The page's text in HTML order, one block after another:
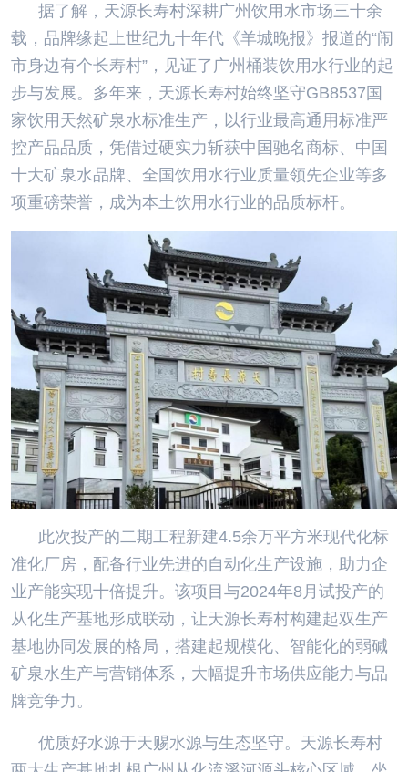
据了解，天源长寿村深耕广州饮用水市场三十余
载，品牌缘起上世纪九十年代《羊城晚报》报道的“闹
市身边有个长寿村”，见证了广州桶装饮用水行业的起
步与发展。多年来，天源长寿村始终坚守GB8537国
家饮用天然矿泉水标准生产，以行业最高通用标准严
控产品品质，凭借过硬实力斩获中国驰名商标、中国
十大矿泉水品牌、全国饮用水行业质量领先企业等多
项重磅荣誉，成为本土饮用水行业的品质标杆。
此次投产的二期工程新建4.5余万平方米现代化标
准化厂房，配备行业先进的自动化生产设施，助力企
业产能实现十倍提升。该项目与2024年8月试投产的
从化生产基地形成联动，让天源长寿村构建起双生产
基地协同发展的格局，搭建起规模化、智能化的弱碱
矿泉水生产与营销体系，大幅提升市场供应能力与品
牌竞争力。
优质好水源于天赐水源与生态坚守。天源长寿村